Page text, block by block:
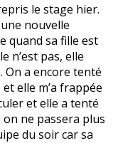
le stage hier.
nouvelle
quand sa fille est
n’est pas, elle
On a encore tenté
elle m’a frappée
et elle a tenté
on ne passera plus
du soir car sa